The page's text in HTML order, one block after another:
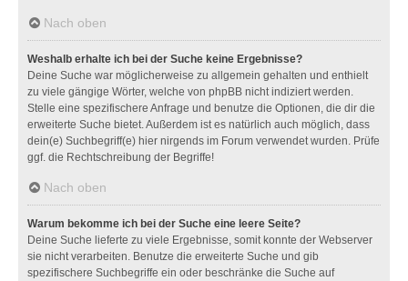
Nach oben
Weshalb erhalte ich bei der Suche keine Ergebnisse?
Deine Suche war möglicherweise zu allgemein gehalten und enthielt
zu viele gängige Wörter, welche von phpBB nicht indiziert werden.
Stelle eine spezifischere Anfrage und benutze die Optionen, die dir die
erweiterte Suche bietet. Außerdem ist es natürlich auch möglich, dass
dein(e) Suchbegriff(e) hier nirgends im Forum verwendet wurden. Prüfe
ggf. die Rechtschreibung der Begriffe!
Nach oben
Warum bekomme ich bei der Suche eine leere Seite?
Deine Suche lieferte zu viele Ergebnisse, somit konnte der Webserver
sie nicht verarbeiten. Benutze die erweiterte Suche und gib
spezifischere Suchbegriffe ein oder beschränke die Suche auf